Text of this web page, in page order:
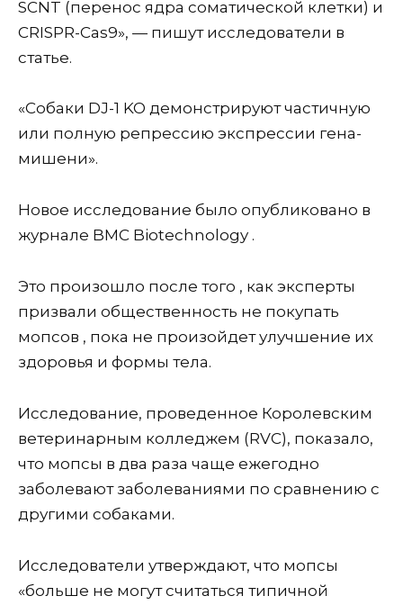
SCNT (перенос ядра соматической клетки) и
CRISPR-Cas9», — пишут исследователи в
статье.
«Собаки DJ-1 KO демонстрируют частичную
или полную репрессию экспрессии гена-
мишени».
Новое исследование было опубликовано в
журнале BMC Biotechnology .
Это произошло после того , как эксперты
призвали общественность не покупать
мопсов , пока не произойдет улучшение их
здоровья и формы тела.
Исследование, проведенное Королевским
ветеринарным колледжем (RVC), показало,
что мопсы в два раза чаще ежегодно
заболевают заболеваниями по сравнению с
другими собаками.
Исследователи утверждают, что мопсы
«больше не могут считаться типичной